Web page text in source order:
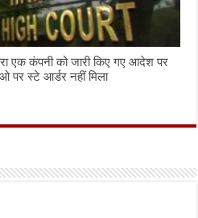
एक कंपनी को जारी किए गए आदेश पर
पर स्टे आर्डर नहीं मिला